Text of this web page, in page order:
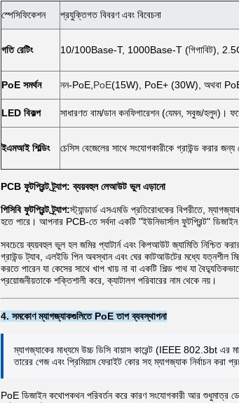
স্পেসিফিকেশন প্রযুক্তিগত বিবরণ এবং বিবেচনা
গতি রেটিং 10/100Base-T, 1000Base-T (গিগাবিট),
PoE সমর্থন নন-PoE, PoE(15W), PoE+ (30W), অথবা
LED বিকল্প সাধারণত বাম/ডান কনফিগারেশন (যেমন, সবুজ/হলুদ)।
ইএমআই শিল্ডিং চেসিস বেজেলের সাথে সংযোগকারীকে গ্রাউন্ড করার
PCB ফুটপ্রিন্ট ট্র্যাপ: ব্যয়বহুল লেআউট ভুল এড়ানো
পিসিবি ফুটপ্রিন্ট ট্র্যাপ:স্ট্যান্ডার্ড এসএমডি প্রতিরোধকের বিপরীতে,
হতে পারে। আপনার PCB-তে সর্বদা একটি "ইউনিভার্সাল ফুটপ্রিন্ট"
সবচেয়ে ব্যয়বহুল ভুল হল জমির প্যাটার্ন এবং কিপআউট জ্যামিতি নিশ্চিত
গ্রাউন্ড ট্যাব, এলইডি পিন অবস্থান এবং ঘের কাটআউটের মধ্যে যত্নশীল
করতে পারেন যা কেসের সাথে খাপ খায় না বা একটি শিল্ড পাথ যা
প্রয়োজনীয়তাকে শক্তিশালী করে, ক্যাটালগ পরিবারের নাম থেকে নয়।
4. সমকোণ ম্যাগজ্যাকগুলিতে PoE তাপ ব্যবস্থাপনা
ম্যাগজ্যাকের মাধ্যমে উচ্চ ডিসি বায়াস কারেন্ট (IEEE 802.3bt এর
তারের গেজ এবং প্রিমিয়াম ফেরাইট কোর সহ ম্যাগজ্যাক নির্বাচন
PoE ডিজাইন কথোপকথন পরিবর্তন করে কারণ সংযোগকারী আর শুধুমাত্র